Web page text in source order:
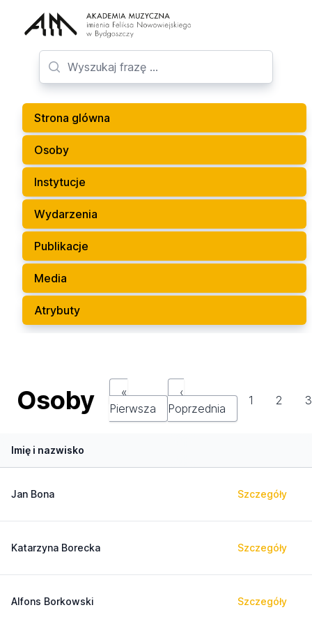
Strona glówna
Osoby
Instytucje
Wydarzenia
Publikacje
Media
Atrybuty
Osoby
«
Pierwsza
‹
Poprzednia
1 2 3
Imię i nazwisko
Jan Bona Szczegóły
Katarzyna Borecka Szczegóły
Alfons Borkowski Szczegóły